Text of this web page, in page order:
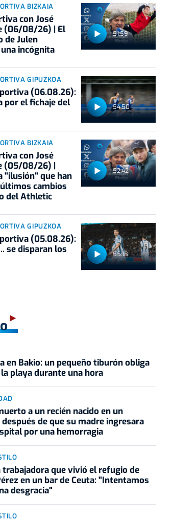
51:59
BIZKAIA
con José
(06/08/26) | El
de Julen
incógnita
54:50
GIPUZKOA
(06.08.26):
por el fichaje del
52:42
BIZKAIA
con José
(05/08/26) |
"ilusión" que han
cambios
del Athletic
55:18
GIPUZKOA
(05.08.26):
se disparan los
en Bakio: un pequeño tiburón obliga
playa durante una hora
a un recién nacido en un
de que su madre ingresara
por una hemorragia
trabajadora que vivió el refugio de
en un bar de Ceuta: "Intentamos
desgracia"